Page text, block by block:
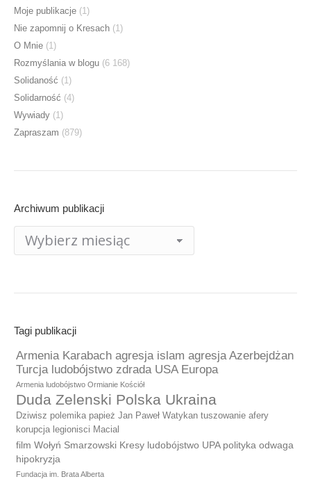
Moje publikacje (1)
Nie zapomnij o Kresach (1)
O Mnie (1)
Rozmyślania w blogu (6 168)
Solidaność (1)
Solidarność (4)
Wywiady (1)
Zapraszam (879)
Archiwum publikacji
publikacji
Tagi publikacji
Armenia Karabach agresja islam agresja Azerbejdżan
Turcja ludobójstwo zdrada USA Europa
Armenia ludobójstwo Ormianie Kościół
Duda Zelenski Polska Ukraina
Dziwisz polemika papież Jan Paweł Watykan tuszowanie afery
korupcja legionisci Macial
film Wołyń Smarzowski Kresy ludobójstwo UPA polityka odwaga
hipokryzja
Fundacja im. Brata Alberta